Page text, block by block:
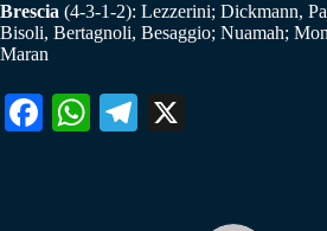
Brescia (4-3-1-2): Lezzerini; Dickmann,
Bisoli, Bertagnoli, Besaggio; Nuamah;
Maran
Fa W
Te